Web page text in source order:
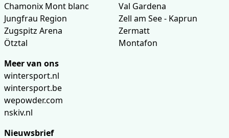
Chamonix Mont blanc
Jungfrau Region
Zugspitz Arena
Ötztal
Val Gardena
Zell am See - Kaprun
Zermatt
Montafon
Meer van ons
wintersport.nl
wintersport.be
wepowder.com
nskiv.nl
Nieuwsbrief